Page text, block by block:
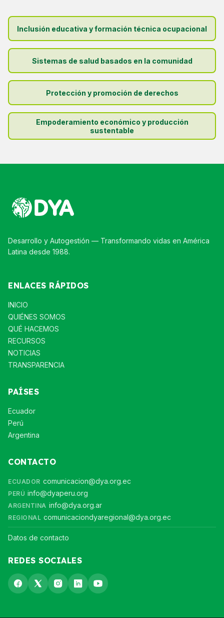
Inclusión educativa y formación técnica ocupacional
Sistemas de salud basados en la comunidad
Protección y promoción de derechos
Empoderamiento económico y producción
sustentable
Desarrollo y Autogestión — Transformando vidas en América
Latina desde 1988.
ENLACES RÁPIDOS
INICIO
QUIÉNES SOMOS
QUÉ HACEMOS
RECURSOS
NOTICIAS
TRANSPARENCIA
PAÍSES
Ecuador
Perú
Argentina
CONTACTO
ECUADOR comunicacion@dya.org.ec
PERÚ info@dyaperu.org
ARGENTINA info@dya.org.ar
REGIONAL comunicaciondyaregional@dya.org.ec
Datos de contacto
REDES SOCIALES